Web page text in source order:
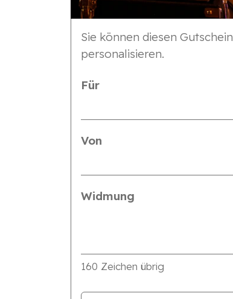
Sie können diesen Gutschein
personalisieren.
Für
Von
Widmung
160 Zeichen übrig